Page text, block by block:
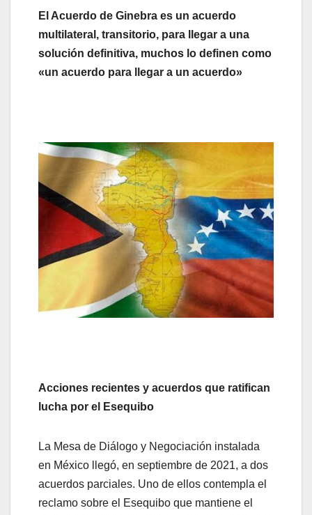
El Acuerdo de Ginebra es un acuerdo
multilateral, transitorio, para llegar a una
solución definitiva, muchos lo definen como
«un acuerdo para llegar a un acuerdo»
Acciones recientes y acuerdos que ratifican
lucha por el Esequibo
La Mesa de Diálogo y Negociación instalada
en México llegó, en septiembre de 2021, a dos
acuerdos parciales. Uno de ellos contempla el
reclamo sobre el Esequibo que mantiene el